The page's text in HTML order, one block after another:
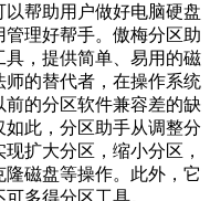
帮助用户做好电脑硬盘
理好帮手。傲梅分区助
，提供简单、易用的磁
的替代者，在操作系统
的分区软件兼容差的缺
此，分区助手从调整分
扩大分区，缩小分区，
磁盘等操作。此外，它
多得分区工具。